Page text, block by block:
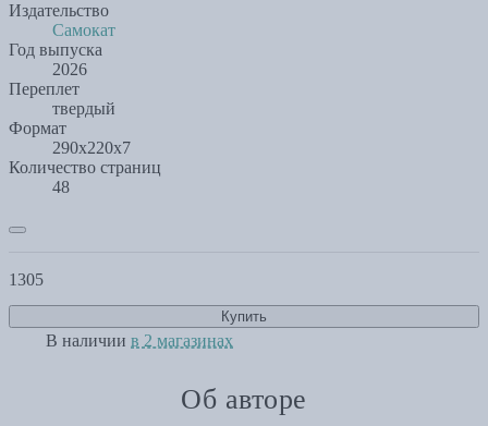
Издательство
Самокат
Год выпуска
2026
Переплет
твердый
Формат
290х220х7
Количество страниц
48
1305
Купить
В наличии в 2 магазинах
Об авторе